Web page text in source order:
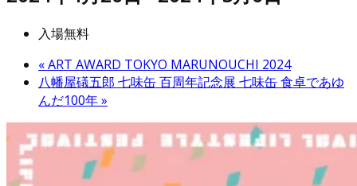
入場無料
«ART AWARD TOKYO MARUNOUCHI 2024
八幡屋礒五郎 七味缶 百周年記念展 七味缶 食卓であゆ
んだ100年»